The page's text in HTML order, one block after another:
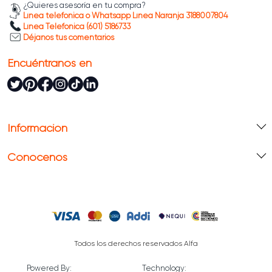
un acabado que resiste el tránsito y conserva su
color; compra online con financiación al 0% de
interés y asesoría de diseño. ¡Haz tus pedidos online
Información
Conócenos
¿Quieres asesoría en tu compra?
Línea telefónica o Whatsapp Línea Naranja 3188007804
Línea Telefónica (601) 5186733
Déjanos tus comentarios
Encuéntranos en
Todos los derechos reservados Alfa
Powered By: Technology: